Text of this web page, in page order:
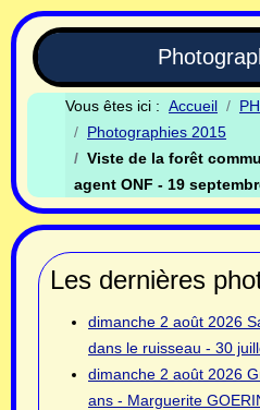
Vous êtes ici : Accueil
Photographies 2015
Viste de la forêt
agent ONF - 19
Les dernières
dimanche 2 août 2026
dans le ruisseau - 30
dimanche 2 août 2026
ans - Marguerite